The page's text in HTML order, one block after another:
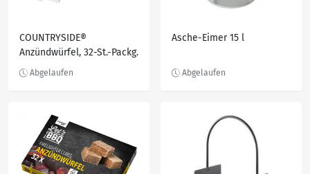
COUNTRYSIDE®
Anzündwürfel, 32-St.-Packg.
Asche-Eimer 15 l